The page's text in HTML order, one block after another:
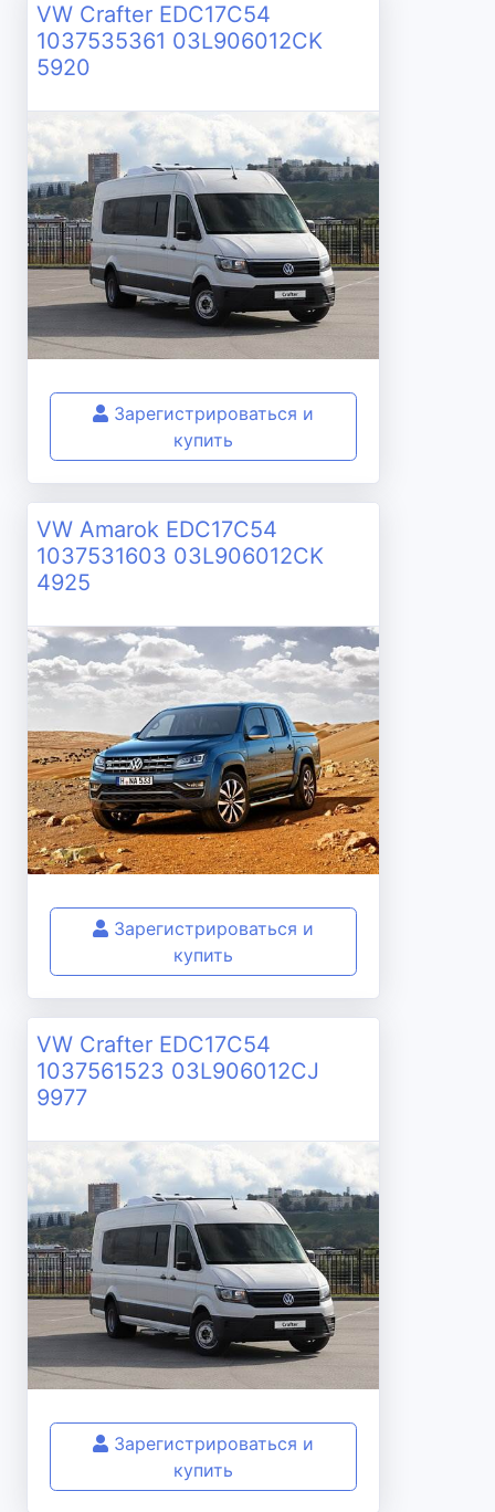
VW Crafter EDC17C54
1037535361 03L906012CK
5920
Зарегистрироваться и
купить
VW Amarok EDC17C54
1037531603 03L906012CK
4925
Зарегистрироваться и
купить
VW Crafter EDC17C54
1037561523 03L906012CJ
9977
Зарегистрироваться и
купить